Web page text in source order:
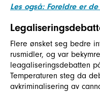
Les også: Foreldre er
Flere ønsket seg bedre
rusmidler, og var
leagaliseringsdebatten
Temperaturen steg da
avkriminalisering av